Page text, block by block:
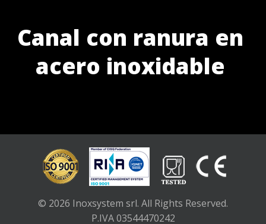
Canal con ranura en
acero inoxidable
© 2026 Inoxsystem srl. All Rights Reserved.
P.IVA 03544470242